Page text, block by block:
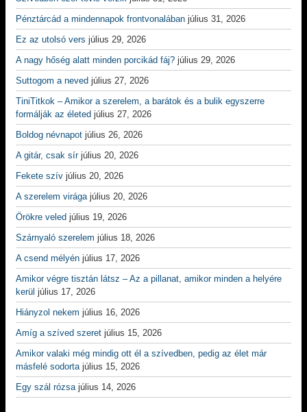
Pénztárcád a mindennapok frontvonalában július 31, 2026
Ez az utolsó vers július 29, 2026
A nagy hőség alatt minden porcikád fáj? július 29, 2026
Suttogom a neved július 27, 2026
TiniTitkok – Amikor a szerelem, a barátok és a bulik egyszerre
formálják az életed július 27, 2026
Boldog névnapot július 26, 2026
A gitár, csak sír július 20, 2026
Fekete szív július 20, 2026
A szerelem virága július 20, 2026
Örökre veled július 19, 2026
Szárnyaló szerelem július 18, 2026
A csend mélyén július 17, 2026
Amikor végre tisztán látsz – Az a pillanat, amikor minden a helyére
kerül július 17, 2026
Hiányzol nekem július 16, 2026
Amíg a szíved szeret július 15, 2026
Amikor valaki még mindig ott él a szívedben, pedig az élet már
másfelé sodorta július 15, 2026
Egy szál rózsa július 14, 2026